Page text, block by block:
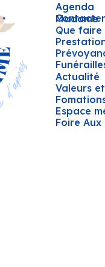
Agenda
Contacter Croque-Madame
Que faire
Actualité
Valeurs
Espace
Foire Aux